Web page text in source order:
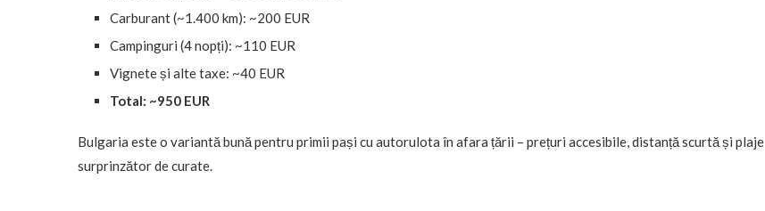
Carburant (~1.400 km): ~200 EUR
Campinguri (4 nopți): ~110 EUR
Vignete și alte taxe: ~40 EUR
Total: ~950 EUR
Bulgaria este o variantă bună pentru primii pași cu autorulota în afara țării – prețuri accesibile, distanță scurtă și plaje
surprinzător de curate.